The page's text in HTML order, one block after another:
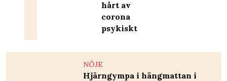
hårt av
corona
psykiskt
NÖJE
Hjärngympa i hängmattan i